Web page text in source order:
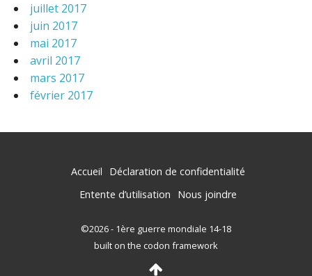
juillet 2017
juin 2017
mai 2017
avril 2017
mars 2017
février 2017
Accueil
Déclaration de confidentialité
Entente d’utilisation
Nous joindre
©2026 - 1ère guerre mondiale 14-18
built on the codon framework